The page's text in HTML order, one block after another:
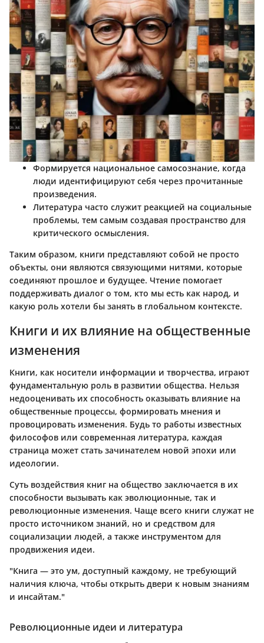
Формируется национальное самосознание, когда
люди идентифицируют себя через прочитанные
произведения.
Литература часто служит реакцией на социальные
проблемы, тем самым создавая пространство для
критического осмысления.
Таким образом, книги представляют собой не просто
объекты, они являются связующими нитями, которые
соединяют прошлое и будущее. Чтение помогает
поддерживать диалог о том, кто мы есть как народ, и
какую роль хотели бы занять в глобальном контексте.
Книги и их влияние на общественные
изменения
Книги, как носители информации и творчества, играют
фундаментальную роль в развитии общества. Нельзя
недооценивать их способность оказывать влияние на
общественные процессы, формировать мнения и
провоцировать изменения. Будь то работы известных
философов или современная литература, каждая
страница может стать зачинателем новой эпохи или
идеологии.
Суть воздействия книг на общество заключается в их
способности вызывать как эволюционные, так и
революционные изменения. Чаще всего книги служат не
просто источником знаний, но и средством для
социализации людей, а также инструментом для
продвижения идеи.
"Книга — это ум, доступный каждому, не требующий
наличия ключа, чтобы открыть двери к новым знаниям
и инсайтам."
Революционные идеи и литература